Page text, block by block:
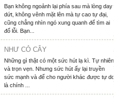
Bạn không ngoảnh lại phía sau mà lòng day
dứt, không vênh mặt lên mà tự cao tự đại,
cũng chẳng nhìn ngó xung quanh để tìm ai
đổ lỗi. Bạn...
NHƯ CỎ CÂY
Những gì thật có một sức hút lạ kì. Tự nhiên
và trọn vẹn. Nhưng sức hút ấy lại truyền
sức mạnh và để cho người khác được tự do
là chính ...